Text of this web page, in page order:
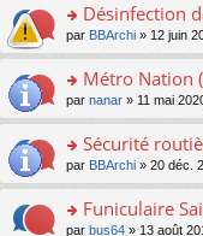
e
nt
u
s
ré
e
nt
lu
le
pl
u
s
e
nt
g
e
n
o
lu
pl
u
s
c
e
s
a
g
e
n
n
lu
le
pl
u
ult
er
le
m
e
a
g
e
n
o
n
ult
er
le
m
e
a
Désinfection
par BBArchi » 12 juin
o
n
ult
er
le
m
e
Métro Nation
par nanar » 11 mai
o
n
ult
Sécurité
par BBArchi » 20 déc.
o
Funiculaire
par bus64 » 13 août